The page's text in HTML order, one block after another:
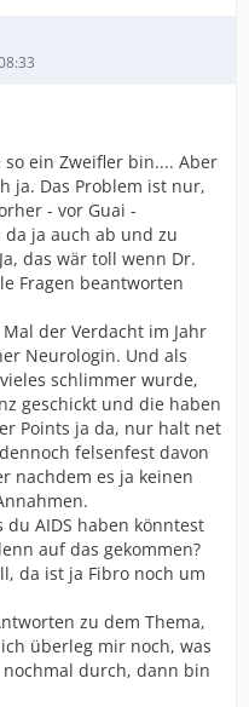
ein Zweifler bin.... Aber
ja. Das Problem ist nur,
- vor Guai -
ja auch ab und zu
das wär toll wenn Dr.
Fragen beantworten
der Verdacht im Jahr
Neurologin. Und als
schlimmer wurde,
geschickt und die haben
Points ja da, nur halt net
felsenfest davon
nachdem es ja keinen
AIDS haben könntest
auf das gekommen?
da ist ja Fibro noch um
zu dem Thema,
überleg mir noch, was
durch, dann bin